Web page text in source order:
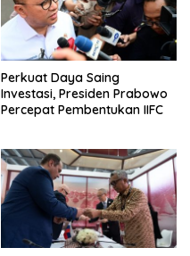
Perkuat Daya Saing
Investasi, Presiden Prabowo
Percepat Pembentukan IIFC